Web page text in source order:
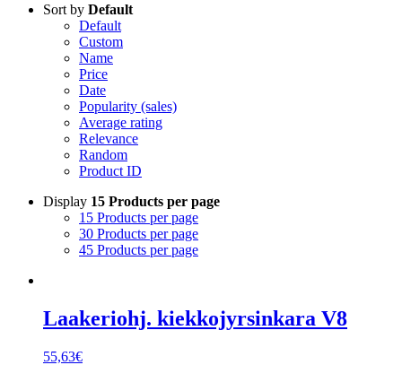
Sort by Default
Default
Custom
Name
Price
Date
Popularity (sales)
Average rating
Relevance
Random
Product ID
Display 15 Products per page
15 Products per page
30 Products per page
45 Products per page
Laakeriohj. kiekkojyrsinkara V8
55,63€